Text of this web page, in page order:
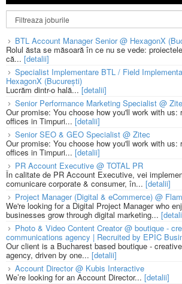
BTL Account Manager Senior @ HexagonX
Rolul ăsta se măsoară în ce nu se vede:
că... [detalii]
Specialist Implementare BTL / Field
HexagonX (București)
Lucrăm dintr-o hală...[detalii]
Senior Performance Marketing Specialist @
Our promise: You choose how you'll work with us:
offices in Timpuri... [detalii]
Senior SEO & GEO Specialist @ Zitec
Our promise: You choose how you'll work with us:
offices in Timpuri... [detalii]
PR Account Executive @ TOTAL PR
În calitate de PR Account Executive, vei
comunicare corporate & consumer, în... [detalii]
Project Manager (Digital & eCommerce) @
We're looking for a Digital Project Manager who
businesses grow through digital marketing...
Photo & Video Content Creator @ boutique -
communications agency | Recruited by EPIC
Our client is a Bucharest based boutique -
agency, driven by one... [detalii]
Account Director @ Kubis Interactive
We’re looking for an Account Director... [detalii]